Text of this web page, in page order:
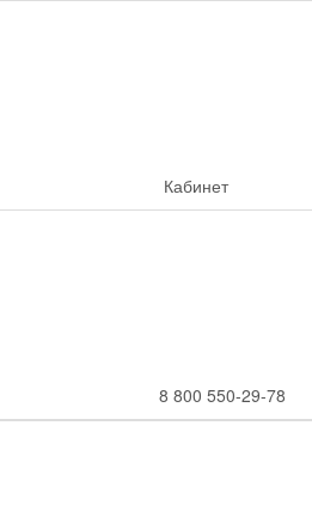
Кабинет
8 800 550-29-78